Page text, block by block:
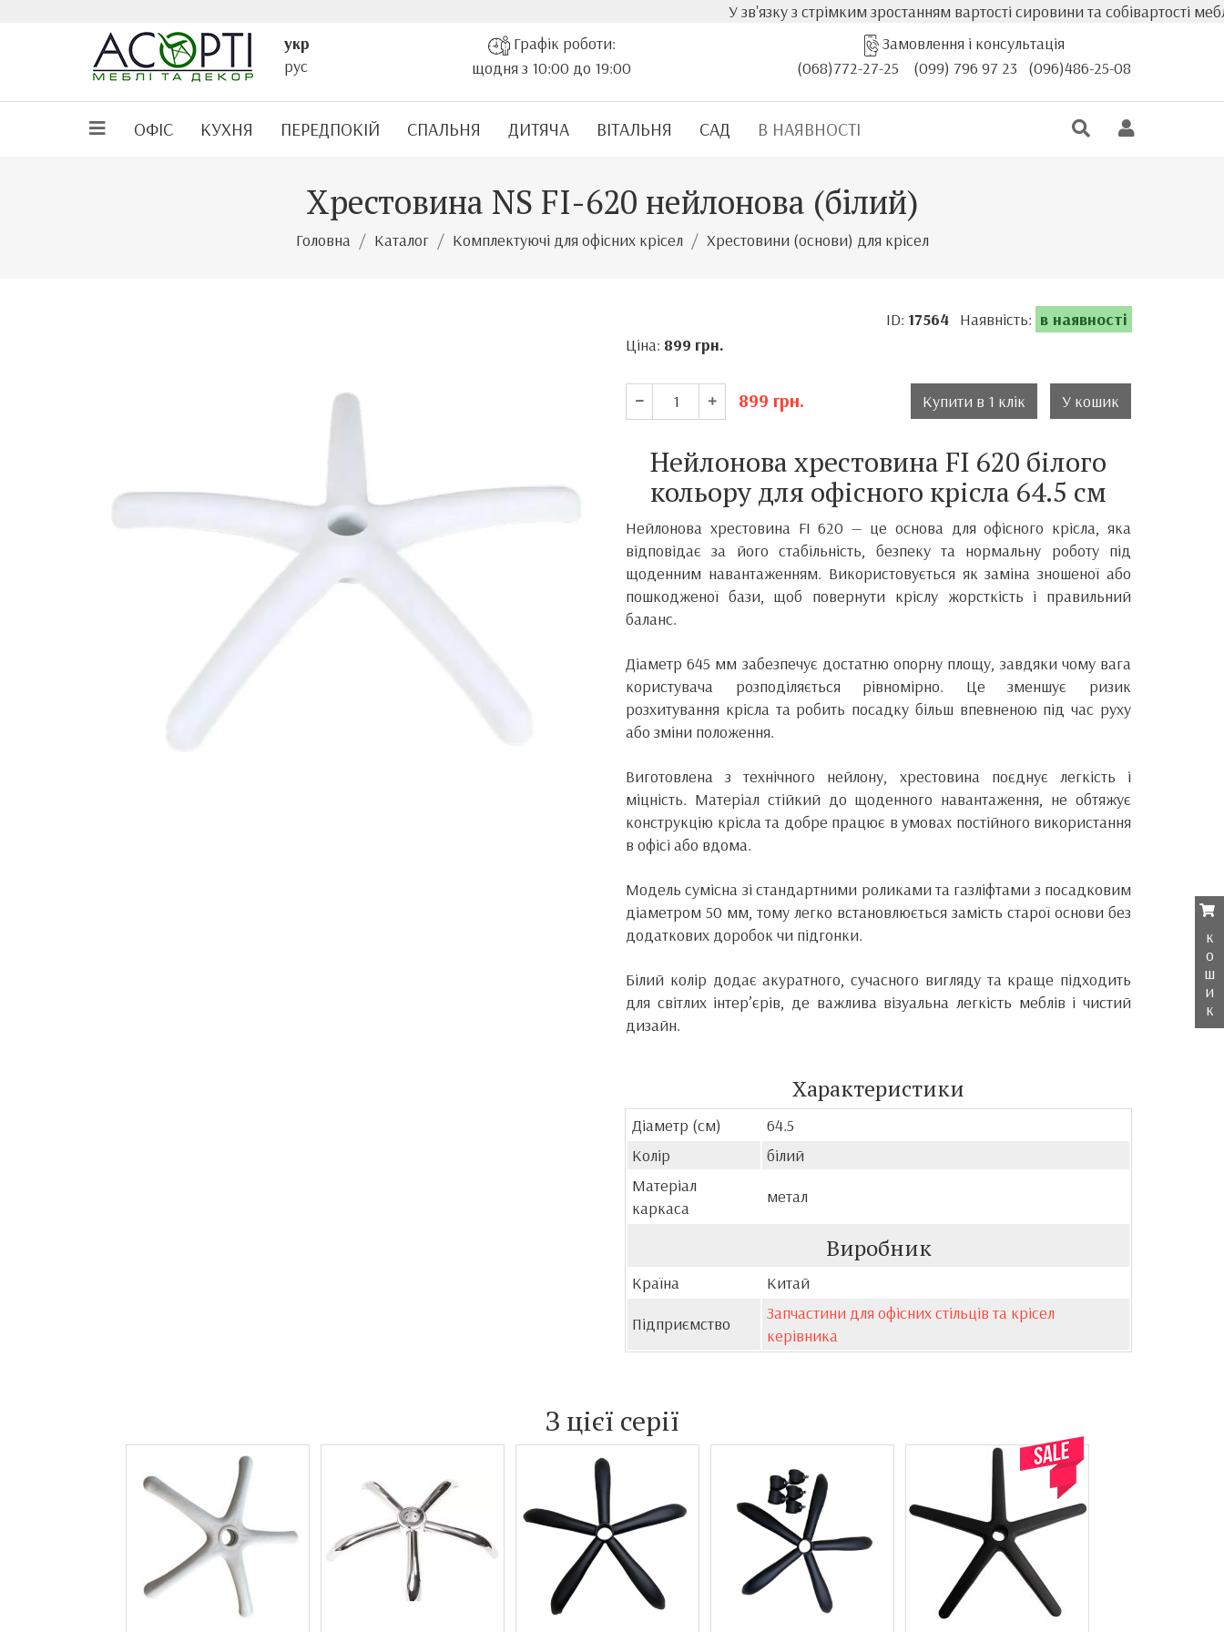
У зв'язку з стрімким зростанням вартості сировини та собівартості
укр
рус
Графік роботи:
щодня з 10:00 до 19:00
Замовлення і консультація
(068)772-27-25
(099) 796 97 23 (096)486-25-08
ОФІС КУХНЯ ПЕРЕДПОКІЙ СПАЛЬНЯ ДИТЯЧА ВІТАЛЬНЯ САД В НАЯВНОСТІ
Хрестовина NS FI-620 нейлонова (білий)
Головна Каталог Комплектуючі для офісних крісел Хрестовини (основи) для крісел
ID: 17564Наявність: в наявності
Ціна: 899 грн.
899 грн. Купити в 1 клік У кошик
Нейлонова хрестовина FI 620 білого
кольору для офісного крісла 64.5 см
Нейлонова хрестовина FI 620 — це основа для офісного крісла, яка
відповідає за його стабільність, безпеку та нормальну роботу під
щоденним навантаженням. Використовується як заміна зношеної або
пошкодженої бази, щоб повернути кріслу жорсткість і правильний
баланс.
Діаметр 645 мм забезпечує достатню опорну площу, завдяки чому вага
користувача розподіляється рівномірно. Це зменшує ризик
розхитування крісла та робить посадку більш впевненою під час руху
або зміни положення.
Виготовлена з технічного нейлону, хрестовина поєднує легкість і
міцність. Матеріал стійкий до щоденного навантаження, не обтяжує
конструкцію крісла та добре працює в умовах постійного використання
в офісі або вдома.
Модель сумісна зі стандартними роликами та газліфтами з посадковим
діаметром 50 мм, тому легко встановлюється замість старої основи без
додаткових доробок чи підгонки.
Білий колір додає акуратного, сучасного вигляду та краще підходить
для світлих інтер’єрів, де важлива візуальна легкість меблів і чистий
дизайн.
Характеристики
Діаметр (см)
64.5
Колір
білий
Матеріал
каркаса
метал
Виробник
Країна
Китай
Підприємство
Запчастини для офісних стільців та крісел
керівника
З цієї серії
Акція!
к
о
ш
и
к